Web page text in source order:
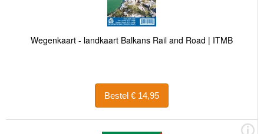
Wegenkaart - landkaart Balkans Rail and Road | ITMB
Bestel € 14,95